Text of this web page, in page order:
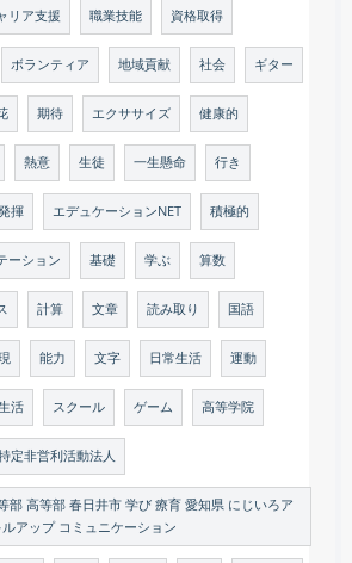
リア支援 職業技能 資格取得
ボランティア 地域貢献 社会 ギター
期待 エクササイズ 健康的
熱意 生徒 一生懸命 行き
揮 エデュケーションNET 積極的
ーション 基礎 学ぶ 算数
計算 文章 読み取り 国語
能力 文字 日常生活 運動
活 スクール ゲーム 高等学院
定非営利活動法人
部 高等部 春日井市 学び 療育 愛知県 にじいろア
アップ コミュニケーション